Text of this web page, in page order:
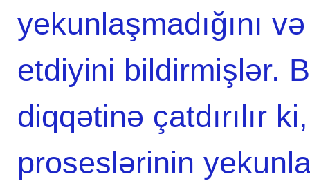
yekunlaşmadığını
etdiyini bildirmişlər.
diqqətinə çatdırılır
proseslərinin